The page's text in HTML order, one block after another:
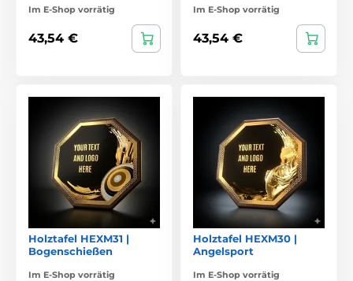
Im E-Shop vorrätig
43,54 €
Im E-Shop vorrätig
43,54 €
Holztafel HEXM31 |
Bogenschießen
Im E-Shop vorrätig
Holztafel HEXM30 |
Angelsport
Im E-Shop vorrätig